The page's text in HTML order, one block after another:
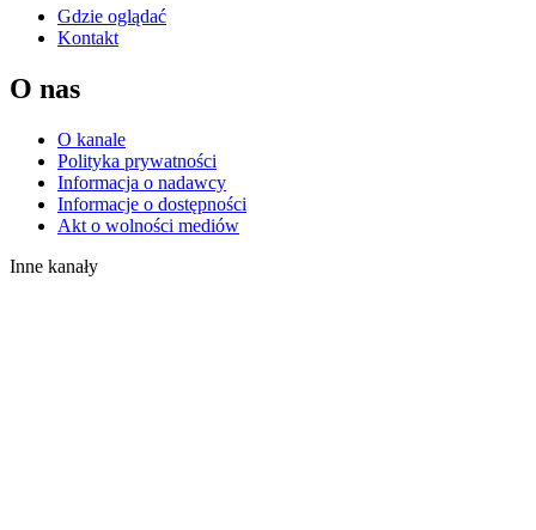
Gdzie oglądać
Kontakt
O nas
O kanale
Polityka prywatności
Informacja o nadawcy
Informacje o dostępności
Akt o wolności mediów
Inne kanały